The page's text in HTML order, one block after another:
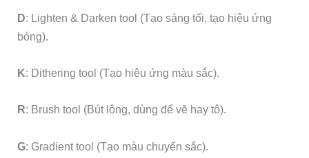
D: Lighten & Darken tool (Tạo sáng tối, tạo hiệu ứng
bóng).
K: Dithering tool (Tạo hiệu ứng màu sắc).
R: Brush tool (Bút lông, dùng để vẽ hay tô).
G: Gradient tool (Tạo màu chuyển sắc).